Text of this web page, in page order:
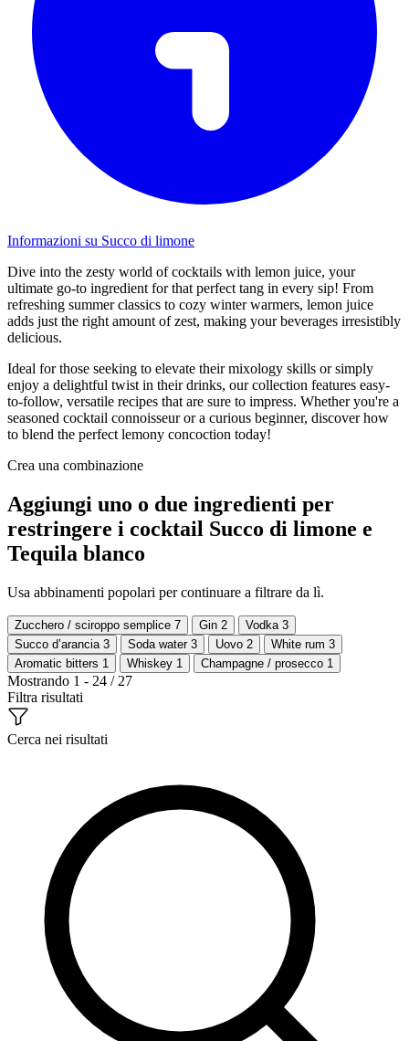
Informazioni su Succo di limone
Dive into the zesty world of cocktails with lemon juice, your
ultimate go-to ingredient for that perfect tang in every sip! From
refreshing summer classics to cozy winter warmers, lemon juice
adds just the right amount of zest, making your beverages irresistibly
delicious.
Ideal for those seeking to elevate their mixology skills or simply
enjoy a delightful twist in their drinks, our collection features easy-
to-follow, versatile recipes that are sure to impress. Whether you're a
seasoned cocktail connoisseur or a curious beginner, discover how
to blend the perfect lemony concoction today!
Crea una combinazione
Aggiungi uno o due ingredienti per
restringere i cocktail Succo di limone e
Tequila blanco
Usa abbinamenti popolari per continuare a filtrare da lì.
Zucchero / sciroppo semplice 7 Gin 2 Vodka 3
Succo d’arancia 3 Soda water 3 Uovo 2 White rum 3
Aromatic bitters 1 Whiskey 1 Champagne / prosecco 1
Mostrando 1 - 24 / 27
Filtra risultati
Cerca nei risultati